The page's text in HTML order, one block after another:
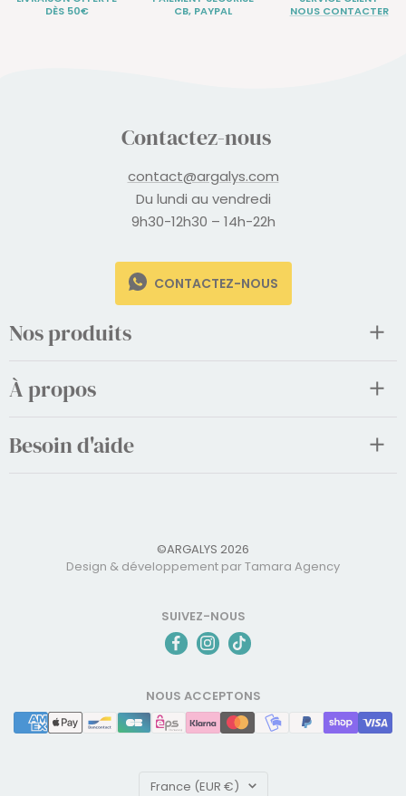
DÈS 50€
CB, PAYPAL
NOUS CONTACTER
Contactez-nous
contact@argalys.com
Du lundi au vendredi
9h30-12h30 – 14h-22h
CONTACTEZ-NOUS
Nos produits
À propos
Besoin d'aide
©ARGALYS 2026
Design & développement par Tamara Agency
SUIVEZ-NOUS
NOUS ACCEPTONS
Pays/région
France (EUR €)